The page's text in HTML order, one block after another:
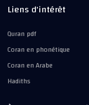
Liens d'intérêt
Quran pdf
Coran en phonétique
Coran en Arabe
Hadiths